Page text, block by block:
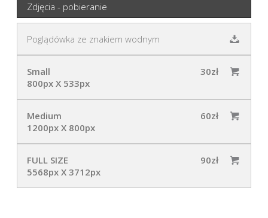
Zdjęcia - pobieranie
Poglądówka ze znakiem wodnym
Small
800px X 533px
30zł
Medium
1200px X 800px
60zł
FULL SIZE
5568px X 3712px
90zł